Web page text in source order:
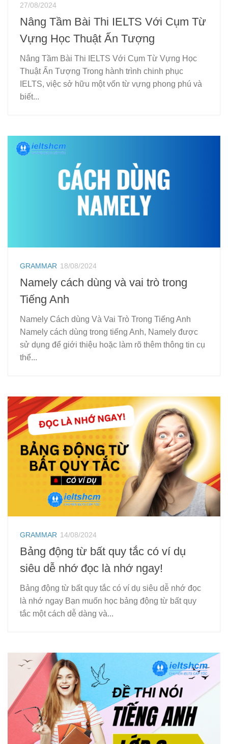
27/08/2024
Nâng Tầm Bài Thi IELTS Với Cụm Từ
Vựng Học Thuật Ấn Tượng
Nâng Tầm Bài Thi IELTS Với Cụm Từ Vựng Học
Thuật Ấn Tượng Trong hành trình chinh phục
IELTS, việc sở hữu một vốn từ vựng phong phú và
biết...
GRAMMAR 18/08/2024
Namely cách dùng và vai trò trong
Tiếng Anh
Namely Cách dùng Và Vai Trò Trong Tiếng Anh
Namely cách dùng trong tiếng Anh, Namely được
sử dụng để giới thiệu hoặc làm rõ thêm thông tin cụ
thể...
GRAMMAR 14/08/2024
Bảng động từ bất quy tắc có ví dụ
siêu dễ nhớ đọc là nhớ ngay!
Bảng động từ bất quy tắc có ví dụ siêu dễ nhớ đọc
là nhớ ngay Bạn muốn học bảng động từ bất quy
tắc một cách dễ dàng và...